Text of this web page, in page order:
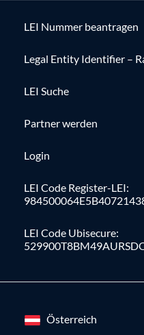
LEI Nummer beantragen
Legal Entity Identifier –
LEI Suche
Partner werden
Login
LEI Code Register-LEI:
LEI Code Ubisecure:
Österreich